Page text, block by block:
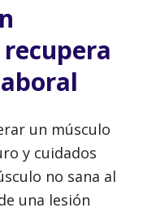
un músculo
y cuidados
no sana al
una lesión